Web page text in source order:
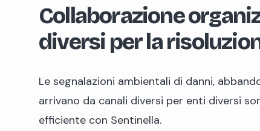
Collaborazione
diversi per la
Le segnalazioni ambientali di danni,
arrivano da canali diversi per enti diversi
efficiente con Sentinella.